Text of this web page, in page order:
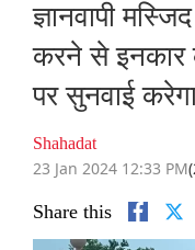
ज्ञानवापी
करने से इनकार
पर सुनवाई करेगा
Shahadat
23 Jan 2024 12:33 PM
Share this